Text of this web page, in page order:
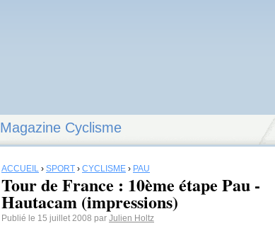
Magazine Cyclisme
ACCUEIL › SPORT › CYCLISME › PAU
Tour de France : 10ème étape Pau -
Hautacam (impressions)
Publié le 15 juillet 2008 par Julien Holtz